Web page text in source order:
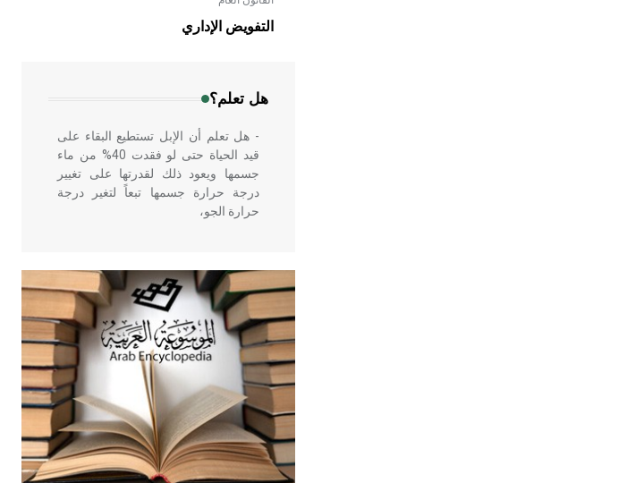
التفويض الإداري
هل تعلم؟
الهندسية التي ارتبطت بالعمارة الإسلامية
في بلاد الشام ومصر خاصة، حيث يحرص
- هل تعلم أن الإبل تستطيع البقاء على
قيد الحياة حتى لو فقدت 40% من ماء
جسمها ويعود ذلك لقدرتها على تغيير
درجة حرارة جسمها تبعاً لتغير درجة
حرارة الجو،
- هل تعلم أن أبقراط كتب في الطب
أربعة مؤلفات هي: الحكم، الأدلة، تنظيم
التغذية، ورسالته في جروح الرأس.
ويعود له الفضل بأنه حرر الطب من
الدين والفلسفة.
- هل تعلم أن المرجان إفراز حيواني
يتكون في البحر ويتركب من مادة
كربونات الكلسيوم، وهو أحمر أو شديد
الحمرة وهو أجود أنواعه، ويمتاز بكبر
الحجم ويسمى الش